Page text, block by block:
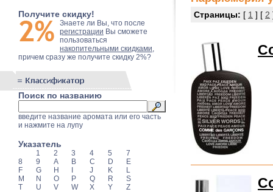
Получите скидку!
Знаете ли Вы, что после
регистрации Вы сможете
пользоваться
накопительными скидками,
причем сразу же получите скидку 2%?
Поиск по названию
введите название аромата или его часть
и нажмите на лупу
Указатель
1 2 3 4 5
7
8
9 A B C D
E
F
G H J K
L
M
N O P Q R
S
T
U V W X Y Z
Страницы: [ 1 ] [ 2